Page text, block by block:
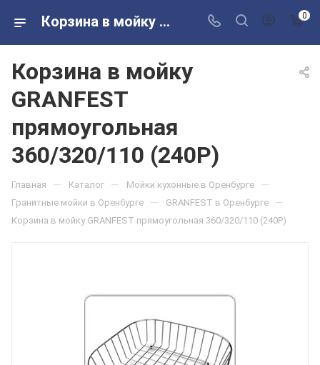
Корзина в мойку GRANFEST прямоугольная 360/320/110 (240P) в розничных магазинах Сантехторг 0
Корзина в мойку
GRANFEST
прямоугольная
360/320/110 (240P)
Главная — Каталог — Мойки кухонные в Оренбурге —
Гранитные мойки в Оренбурге — GRANFEST в Оренбурге —
Корзина в мойку GRANFEST прямоугольная 360/320/110 (240P)